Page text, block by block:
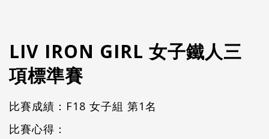
LIV IRON GIRL 女子鐵人三
項標準賽
比賽成績：F18 女子組 第1名
比賽心得：